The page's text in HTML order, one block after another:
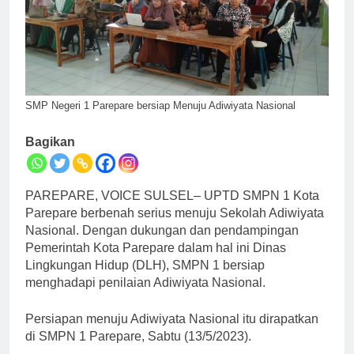
SMP Negeri 1 Parepare bersiap Menuju Adiwiyata Nasional
Bagikan
PAREPARE, VOICE SULSEL– UPTD SMPN 1 Kota
Parepare berbenah serius menuju Sekolah Adiwiyata
Nasional. Dengan dukungan dan pendampingan
Pemerintah Kota Parepare dalam hal ini Dinas
Lingkungan Hidup (DLH), SMPN 1 bersiap
menghadapi penilaian Adiwiyata Nasional.
Persiapan menuju Adiwiyata Nasional itu dirapatkan
di SMPN 1 Parepare, Sabtu (13/5/2023).